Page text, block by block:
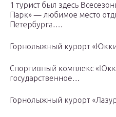
1 турист был здесь
Парк» — любимое место
Петербурга….
Горнолыжный курорт
Спортивный комплекс
государственное…
Горнолыжный курорт